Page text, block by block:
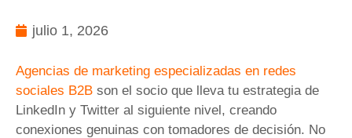
julio 1, 2026
Agencias de marketing especializadas en redes
sociales B2B son el socio que lleva tu estrategia de
LinkedIn y Twitter al siguiente nivel, creando
conexiones genuinas con tomadores de decisión. No